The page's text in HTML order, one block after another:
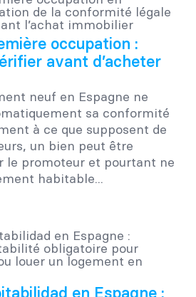
occupation :
avant d’acheter
neuf en Espagne ne
sa conformité
à ce que supposent de
un bien peut être
le promoteur et pourtant ne
habitable...
en Espagne :